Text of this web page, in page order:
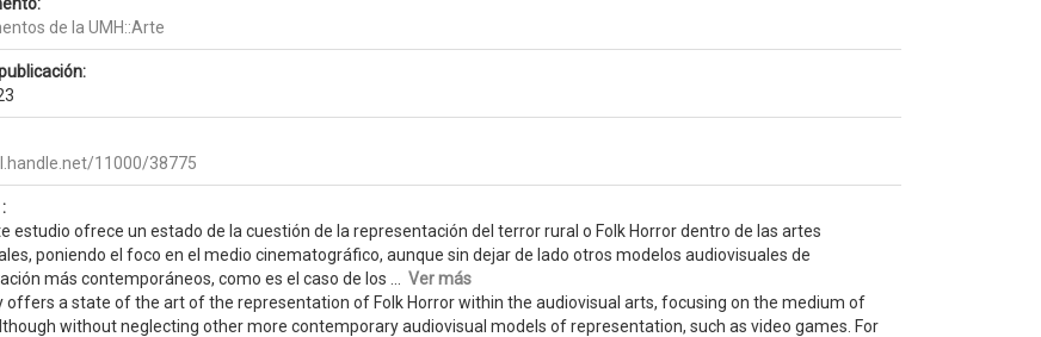
de la UMH::Arte
11000/38775
estudio ofrece un estado de la cuestión de la representación del terror rural o Folk Horror dentro de las artes
poniendo el foco en el medio cinematográfico, aunque sin dejar de lado otros modelos audiovisuales de
más contemporáneos, como es el caso de los ... Ver más
offers a state of the art of the representation of Folk Horror within the audiovisual arts, focusing on the medium of
without neglecting other more contemporary audiovisual models of representation, such as video games. For